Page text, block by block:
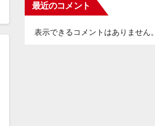
最近のコメント
表示できるコメントはありません。